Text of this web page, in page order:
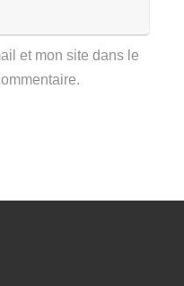
et mon site dans le